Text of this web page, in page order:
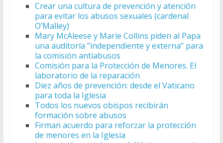
Crear una cultura de prevención y atención
para evitar los abusos sexuales (cardenal
O’Malley)
Mary McAleese y Marie Collins piden al Papa
una auditoría “independiente y externa” para
la comisión antiabusos
Comisión para la Protección de Menores. El
laboratorio de la reparación
Diez años de prevención: desde el Vaticano
para toda la Iglesia
Todos los nuevos obispos recibirán
formación sobre abusos
Firman acuerdo para reforzar la protección
de menores en la Iglesia